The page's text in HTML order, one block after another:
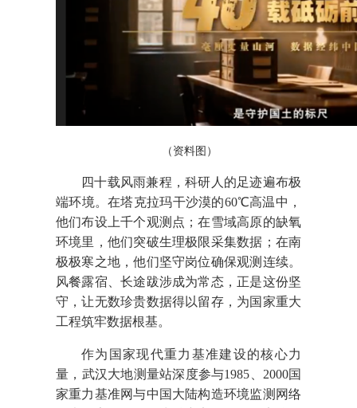
（资料图）
四十载风雨兼程，科研人的足迹遍布极
端环境。在塔克拉玛干沙漠的60℃高温中，
他们布设上千个观测点；在雪域高原的缺氧
环境里，他们突破生理极限采集数据；在南
极极寒之地，他们坚守岗位确保观测连续。
风餐露宿、长途跋涉成为常态，正是这份坚
守，让无数珍贵数据得以留存，为国家重大
工程筑牢数据根基。
作为国家现代重力基准建设的核心力
量，武汉大地测量站深度参与1985、2000国
家重力基准网与中国大陆构造环境监测网络